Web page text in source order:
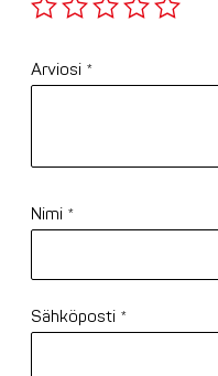
Arviosi *
Nimi *
Sähköposti *